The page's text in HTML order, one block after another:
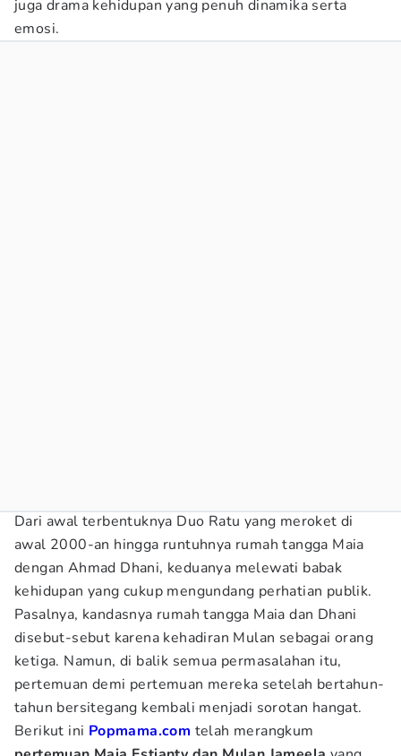
juga drama kehidupan yang penuh dinamika serta
emosi.
Dari awal terbentuknya Duo Ratu yang meroket di
awal 2000-an hingga runtuhnya rumah tangga Maia
dengan Ahmad Dhani, keduanya melewati babak
kehidupan yang cukup mengundang perhatian publik.
Pasalnya, kandasnya rumah tangga Maia dan Dhani
disebut-sebut karena kehadiran Mulan sebagai orang
ketiga. Namun, di balik semua permasalahan itu,
pertemuan demi pertemuan mereka setelah bertahun-
tahun bersitegang kembali menjadi sorotan hangat.
Berikut ini Popmama.com telah merangkum